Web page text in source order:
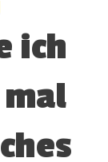
ich